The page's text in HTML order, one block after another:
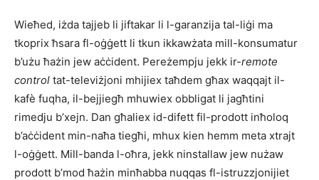
Wieħed, iżda tajjeb li jiftakar li l-garanzija tal-liġi ma
tkoprix ħsara fl-oġġett li tkun ikkawżata mill-konsumatur
b’użu ħażin jew aċċident. Pereżempju jekk ir-remote
control tat-televiżjoni mhijiex taħdem għax waqqajt il-
kafè fuqha, il-bejjiegħ mhuwiex obbligat li jagħtini
rimedju b’xejn. Dan għaliex id-difett fil-prodott inħoloq
b’aċċident min-naħa tiegħi, mhux kien hemm meta xtrajt
l-oġġett. Mill-banda l-oħra, jekk ninstallaw jew nużaw
prodott b’mod ħażin minħabba nuqqas fl-istruzzjonijiet